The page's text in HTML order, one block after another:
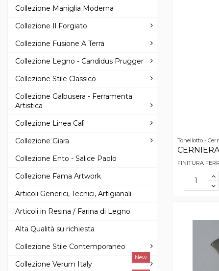
Tonellotto -
FINITURA
Collezione Maniglia Moderna
Collezione Il Forgiato
Collezione Fusione A Terra
Collezione Legno - Candidus Prugger
Collezione Stile Classico
Collezione Galbusera - Ferramenta
Artistica
Collezione Linea Calì
Collezione Giara
Collezione Ento - Salice Paolo
Collezione Fama Artwork
Articoli Generici, Tecnici, Artigianali
Articoli in Resina / Farina di Legno
Alta Qualità su richiesta
Collezione Stile Contemporaneo
Collezione Verum Italy
New